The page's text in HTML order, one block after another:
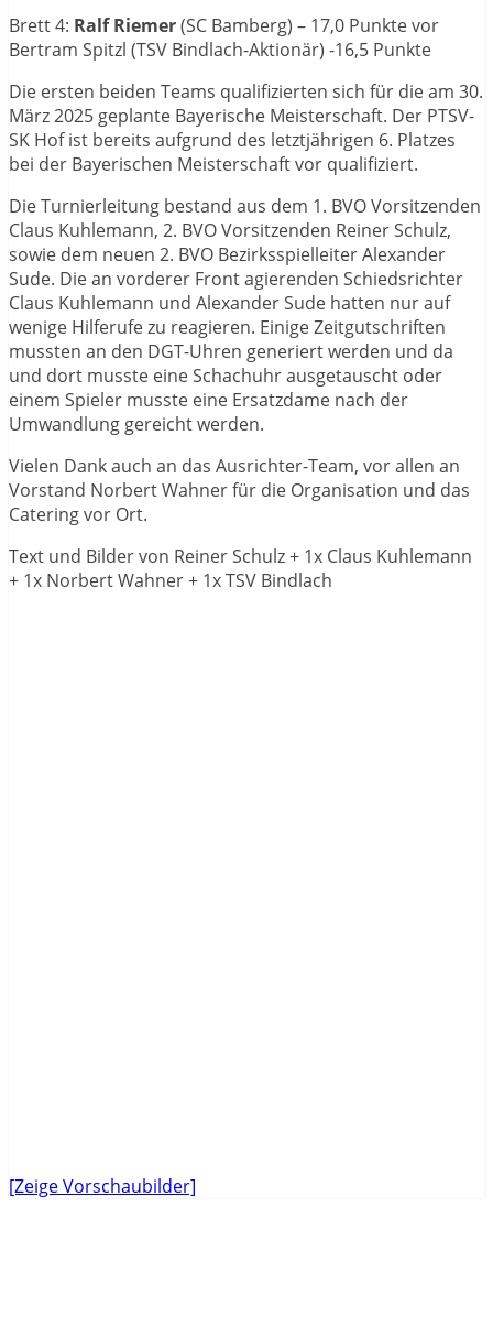
Brett 4: Ralf Riemer(SC Bamberg) – 17,0 Punkte vor
Bertram Spitzl (TSV Bindlach-Aktionär) -16,5 Punkte
Die ersten beiden Teams qualifizierten sich für die am 30.
März 2025 geplante Bayerische Meisterschaft. Der PTSV-
SK Hof ist bereits aufgrund des letztjährigen 6. Platzes
bei der Bayerischen Meisterschaft vor qualifiziert.
Die Turnierleitung bestand aus dem 1. BVO Vorsitzenden
Claus Kuhlemann, 2. BVO Vorsitzenden Reiner Schulz,
sowie dem neuen 2. BVO Bezirksspielleiter Alexander
Sude. Die an vorderer Front agierenden Schiedsrichter
Claus Kuhlemann und Alexander Sude hatten nur auf
wenige Hilferufe zu reagieren. Einige Zeitgutschriften
mussten an den DGT-Uhren generiert werden und da
und dort musste eine Schachuhr ausgetauscht oder
einem Spieler musste eine Ersatzdame nach der
Umwandlung gereicht werden.
Vielen Dank auch an das Ausrichter-Team, vor allen an
Vorstand Norbert Wahner für die Organisation und das
Catering vor Ort.
Text und Bilder von Reiner Schulz + 1x Claus Kuhlemann
+ 1x Norbert Wahner + 1x TSV Bindlach
[Zeige Vorschaubilder]